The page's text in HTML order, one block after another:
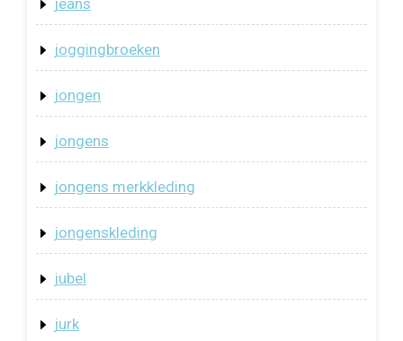
jeans
joggingbroeken
jongen
jongens
jongens merkkleding
jongenskleding
jubel
jurk